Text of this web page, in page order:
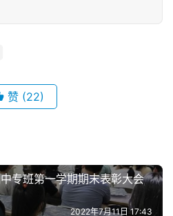
赞 (22)
专班第一学期期末表彰大会
2022年7月11日 17:43